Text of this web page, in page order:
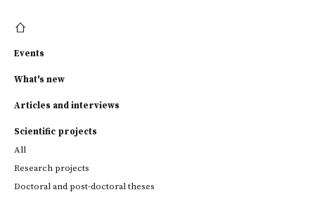
Events
What's new
Articles and interviews
Scientific projects
All
Research projects
Doctoral and post-doctoral theses